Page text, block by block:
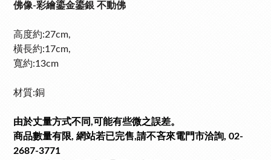
佛像-彩繪鎏金鎏銀 不動佛
高度約:27cm,
橫長約:17cm,
寬約:13cm
材質:銅
由於丈量方式不同,可能有些微之誤差。
商品數量有限, 網站若已完售,請不吝來電門市洽詢, 02-
2687-3771